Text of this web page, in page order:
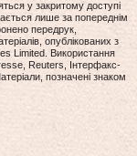
у закритому доступі
лише за попереднім
передрук,
опублікованих з
Limited. Використання
Reuters, Інтерфакс-
позначені знаком